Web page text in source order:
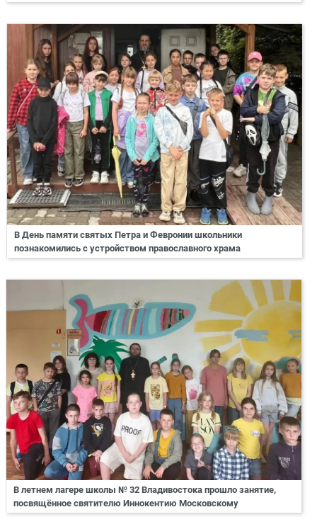
В День памяти святых Петра и Февронии школьники
познакомились с устройством православного храма
В летнем лагере школы № 32 Владивостока прошло занятие,
посвящённое святителю Иннокентию Московскому